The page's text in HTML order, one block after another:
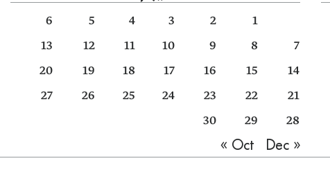
1
2
3
4
5
6
7
8
9
10
11
12
13
14
15
16
17
18
19
20
21
22
23
24
25
26
27
28
29
30
« Oct
Dec »